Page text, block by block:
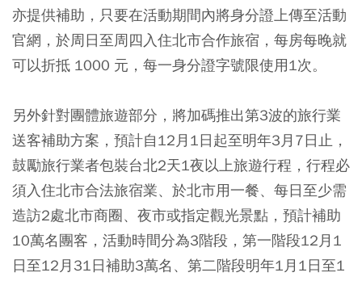
亦提供補助，只要在活動期間內將身分證上傳至活動
官網，於周日至周四入住北市合作旅宿，每房每晚就
可以折抵 1000 元，每一身分證字號限使用1次。
另外針對團體旅遊部分，將加碼推出第3波的旅行業
送客補助方案，預計自12月1日起至明年3月7日止，
鼓勵旅行業者包裝台北2天1夜以上旅遊行程，行程必
須入住北市合法旅宿業、於北市用一餐、每日至少需
造訪2處北市商圈、夜市或指定觀光景點，預計補助
10萬名團客，活動時間分為3階段，第一階段12月1
日至12月31日補助3萬名、第二階段明年1月1日至1